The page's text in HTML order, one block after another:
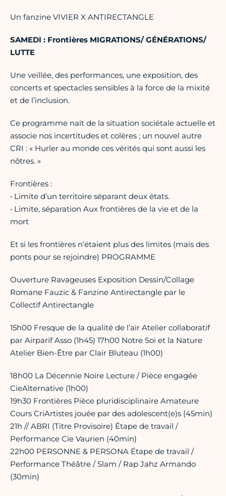
Un fanzine VIVIER X ANTIRECTANGLE
SAMEDI : Frontières MIGRATIONS/ GÉNÉRATIONS/
LUTTE
Une veillée, des performances, une exposition, des
concerts et spectacles sensibles à la force de la mixité
et de l’inclusion.
Ce programme nait de la situation sociétale actuelle et
associe nos incertitudes et colères ; un nouvel autre
CRI : « Hurler au monde ces vérités qui sont aussi les
nôtres. »
Frontières :
• Limite d’un territoire séparant deux états.
• Limite, séparation Aux frontières de la vie et de la
mort
Et si les frontières n’étaient plus des limites (mais des
ponts pour se rejoindre) PROGRAMME
Ouverture Ravageuses Exposition Dessin/Collage
Romane Fauzic & Fanzine Antirectangle par le
Collectif Antirectangle
15h00 Fresque de la qualité de l’air Atelier collaboratif
par Airparif Asso (1h45) 17h00 Notre Soi et la Nature
Atelier Bien-Être par Clair Bluteau (1h00)
18h00 La Décennie Noire Lecture / Pièce engagée
CieAlternative (1h00)
19h30 Frontières Pièce pluridisciplinaire Amateure
Cours CriArtistes jouée par des adolescent(e)s (45min)
21h // ABRI (Titre Provisoire) Étape de travail /
Performance Cie Vaurien (40min)
22h00 PERSONNE & PERSONA Étape de travail /
Performance Théâtre / Slam / Rap Jahz Armando
(30min)